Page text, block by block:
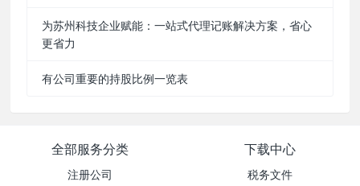
为苏州科技企业赋能：一站式代理记账解决方案，省心
更省力
有公司重要的持股比例一览表
全部服务分类
注册公司
下载中心
税务文件